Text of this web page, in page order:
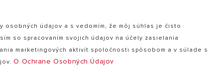
osobných údajov a s vedomím, že môj súhlas je čisto
so spracovaním svojich údajov na účely zasielania
marketingových aktivít spoločnosti spôsobom a v súlade s
O Ochrane Osobných Údajov